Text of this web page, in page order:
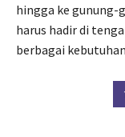
hingga ke gunung-
harus hadir di
berbagai